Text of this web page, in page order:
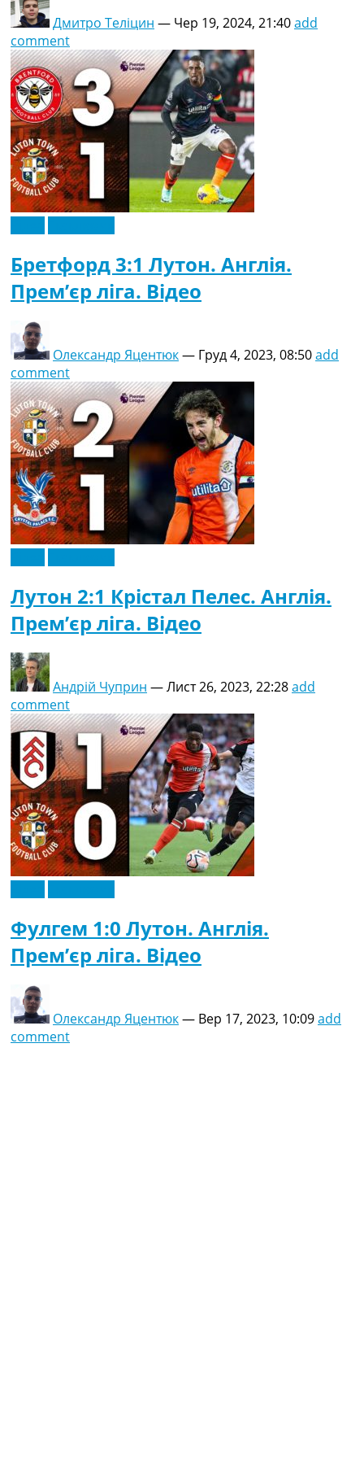
Дмитро Теліцин — Чер 19, 2024, 21:40add
comment
Бретфорд 3:1 Лутон. Англія.
Прем’єр ліга. Відео
Олександр Яцентюк— Груд 4, 2023, 08:50add
comment
Лутон 2:1 Крістал Пелес. Англія.
Прем’єр ліга. Відео
Андрій Чуприн —Лист 26, 2023, 22:28add
comment
Фулгем 1:0 Лутон. Англія.
Прем’єр ліга. Відео
Олександр Яцентюк— Вер 17, 2023, 10:09add
comment